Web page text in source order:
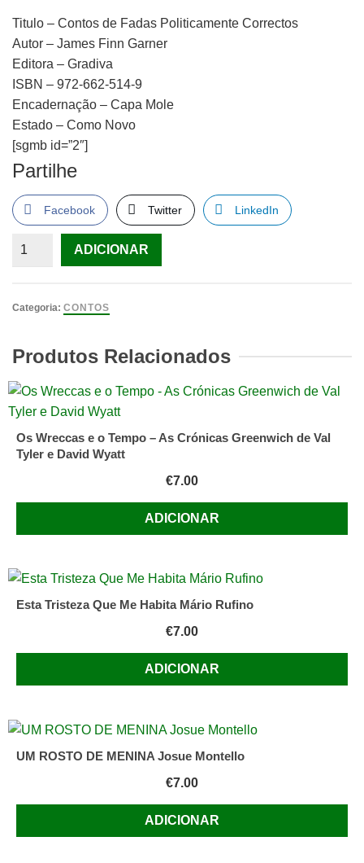
Titulo – Contos de Fadas Politicamente Correctos
Autor – James Finn Garner
Editora – Gradiva
ISBN – 972-662-514-9
Encadernação – Capa Mole
Estado – Como Novo
[sgmb id=”2″]
Partilhe
Facebook Twitter LinkedIn
Quantidade
de
Correctos
-
James
Garner
ADICIONAR
Categoria: CONTOS
Produtos Relacionados
Os Wreccas e o Tempo – As Crónicas Greenwich de Val
Tyler e David Wyatt
€7.00
ADICIONAR
Esta Tristeza Que Me Habita Mário Rufino
€7.00
ADICIONAR
UM ROSTO DE MENINA Josue Montello
€7.00
ADICIONAR